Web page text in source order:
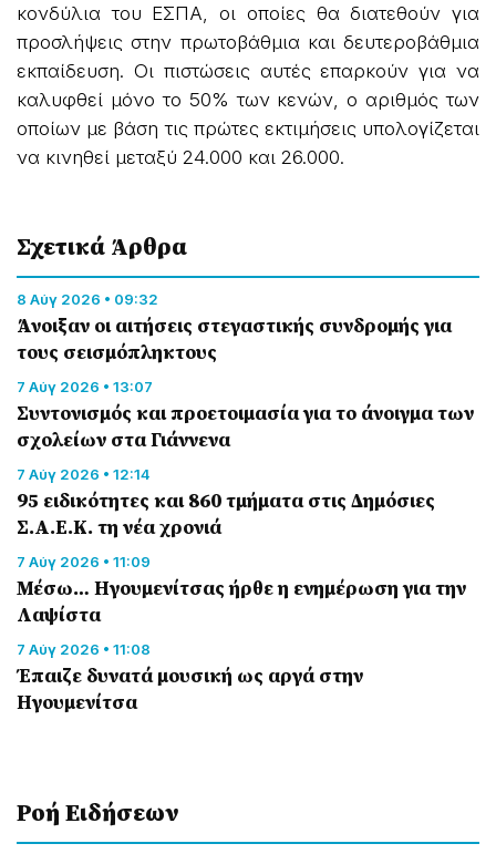
κονδύλια του ΕΣΠΑ, οι οποίες θα διατεθούν για
προσλήψεις στην πρωτοβάθμια και δευτεροβάθμια
εκπαίδευση. Οι πιστώσεις αυτές επαρκούν για να
καλυφθεί μόνο το 50% των κενών, ο αριθμός των
οποίων με βάση τις πρώτες εκτιμήσεις υπολογίζεται
να κινηθεί μεταξύ 24.000 και 26.000.
Σχετικά Άρθρα
8 Αύγ 2026 • 09:32
Άνοιξαν οι αιτήσεις στεγαστικής συνδρομής για
τους σεισμόπληκτους
7 Αύγ 2026 • 13:07
Συντονισμός και προετοιμασία για το άνοιγμα των
σχολείων στα Γιάννενα
7 Αύγ 2026 • 12:14
95 ειδικότητες και 860 τμήματα στις Δημόσιες
Σ.Α.Ε.Κ. τη νέα χρονιά
7 Αύγ 2026 • 11:09
Μέσω… Ηγουμενίτσας ήρθε η ενημέρωση για την
Λαψίστα
7 Αύγ 2026 • 11:08
Έπαιζε δυνατά μουσική ως αργά στην
Ηγουμενίτσα
Ροή Eιδήσεων